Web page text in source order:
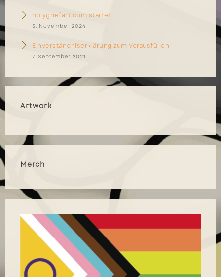
holygriefart.com startet
5. November 2024
Einverständniserklärung zum Vorausfüllen
7. September 2021
Artwork
Merch